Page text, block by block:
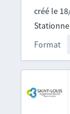
créé le
Format